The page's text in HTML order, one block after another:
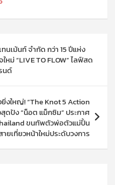
นเม้นท์ จำกัด กว่า 15 ปีแห่ง
ม่ “LIVE TO FLOW” ไลฟ์สด
นด์
งใหญ่! “The Knot 5 Action
ดปัง “น็อต แม็กซิม” ประกาศ
ขนทัพตัวพ่อตัวแม่ปั้น
ยเที่ยวหน้าใหม่ประดับวงการ